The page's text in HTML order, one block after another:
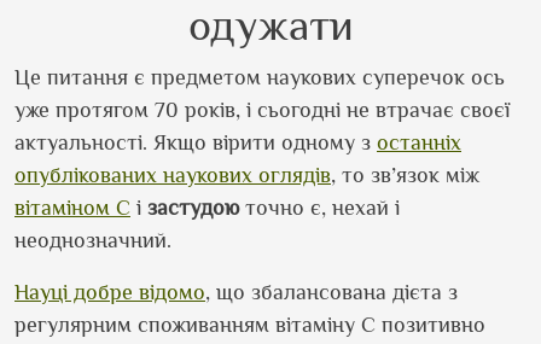
одужати
Це питання є предметом наукових суперечок ось
уже протягом 70 років, і сьогодні не втрачає своєї
актуальності. Якщо вірити одному з останніх
опублікованих наукових оглядів, то зв’язок між
вітаміном С і застудоюточно є, нехай і
неоднозначний.
Науці добре відомо, що збалансована дієта з
регулярним споживанням вітаміну С позитивно